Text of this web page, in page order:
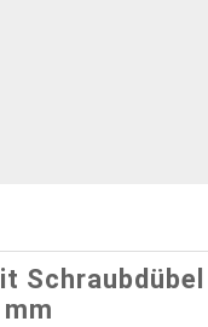
Schraubdübel